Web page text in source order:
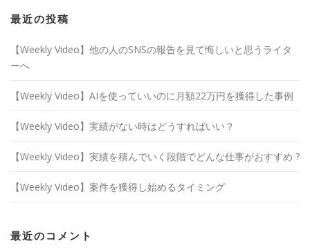
最近の投稿
【Weekly Video】他の人のSNSの報告を見て悔しいと思うライタ
ーへ
【Weekly Video】AIを使っていいのに月額22万円を獲得した事例
【Weekly Video】実績がない時はどうすればいい？
【Weekly Video】実績を積んでいく段階でどんな仕事がおすすめ ?
【Weekly Video】案件を獲得し始めるタイミング
最近のコメント